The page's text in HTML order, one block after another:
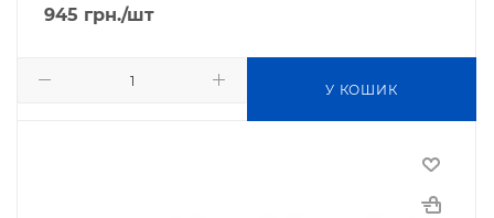
945 грн./шт
У КОШИК